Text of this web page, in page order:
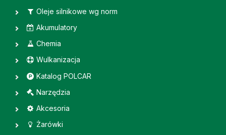
Oleje silnikowe wg norm
Akumulatory
Chemia
Wulkanizacja
Katalog POLCAR
Narzędzia
Akcesoria
Żarówki